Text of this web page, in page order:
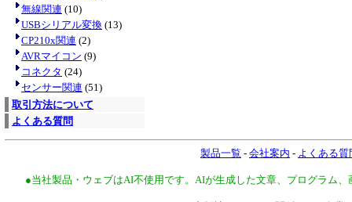
無線関連 (10)
USBシリアル変換 (13)
CP210x関連 (2)
AVRマイコン (9)
コネクタ (24)
センサー関連 (51)
取引方法について
よくある質問
製品一覧 - 会社案内 - よくある質
●当社製品・ウェブはAI不使用です。AIが生成した文章、プログラム